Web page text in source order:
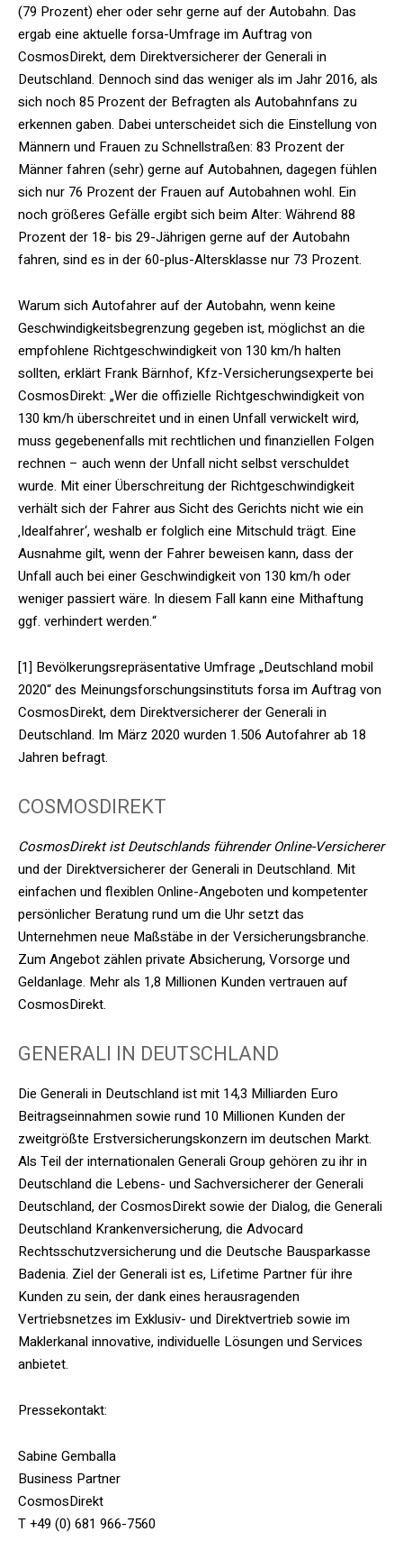
(79 Prozent) eher oder sehr gerne auf der Autobahn. Das
ergab eine aktuelle forsa-Umfrage im Auftrag von
CosmosDirekt, dem Direktversicherer der Generali in
Deutschland. Dennoch sind das weniger als im Jahr 2016, als
sich noch 85 Prozent der Befragten als Autobahnfans zu
erkennen gaben. Dabei unterscheidet sich die Einstellung von
Männern und Frauen zu Schnellstraßen: 83 Prozent der
Männer fahren (sehr) gerne auf Autobahnen, dagegen fühlen
sich nur 76 Prozent der Frauen auf Autobahnen wohl. Ein
noch größeres Gefälle ergibt sich beim Alter: Während 88
Prozent der 18- bis 29-Jährigen gerne auf der Autobahn
fahren, sind es in der 60-plus-Altersklasse nur 73 Prozent.
Warum sich Autofahrer auf der Autobahn, wenn keine
Geschwindigkeitsbegrenzung gegeben ist, möglichst an die
empfohlene Richtgeschwindigkeit von 130 km/h halten
sollten, erklärt Frank Bärnhof, Kfz-Versicherungsexperte bei
CosmosDirekt: „Wer die offizielle Richtgeschwindigkeit von
130 km/h überschreitet und in einen Unfall verwickelt wird,
muss gegebenenfalls mit rechtlichen und finanziellen Folgen
rechnen – auch wenn der Unfall nicht selbst verschuldet
wurde. Mit einer Überschreitung der Richtgeschwindigkeit
verhält sich der Fahrer aus Sicht des Gerichts nicht wie ein
‚Idealfahrer‘, weshalb er folglich eine Mitschuld trägt. Eine
Ausnahme gilt, wenn der Fahrer beweisen kann, dass der
Unfall auch bei einer Geschwindigkeit von 130 km/h oder
weniger passiert wäre. In diesem Fall kann eine Mithaftung
ggf. verhindert werden.“
[1] Bevölkerungsrepräsentative Umfrage „Deutschland mobil
2020“ des Meinungsforschungsinstituts forsa im Auftrag von
CosmosDirekt, dem Direktversicherer der Generali in
Deutschland. Im März 2020 wurden 1.506 Autofahrer ab 18
Jahren befragt.
COSMOSDIREKT
CosmosDirekt ist Deutschlands führender Online-Versicherer
und der Direktversicherer der Generali in Deutschland. Mit
einfachen und flexiblen Online-Angeboten und kompetenter
persönlicher Beratung rund um die Uhr setzt das
Unternehmen neue Maßstäbe in der Versicherungsbranche.
Zum Angebot zählen private Absicherung, Vorsorge und
Geldanlage. Mehr als 1,8 Millionen Kunden vertrauen auf
CosmosDirekt.
GENERALI IN DEUTSCHLAND
Die Generali in Deutschland ist mit 14,3 Milliarden Euro
Beitragseinnahmen sowie rund 10 Millionen Kunden der
zweitgrößte Erstversicherungskonzern im deutschen Markt.
Als Teil der internationalen Generali Group gehören zu ihr in
Deutschland die Lebens- und Sachversicherer der Generali
Deutschland, der CosmosDirekt sowie der Dialog, die Generali
Deutschland Krankenversicherung, die Advocard
Rechtsschutzversicherung und die Deutsche Bausparkasse
Badenia. Ziel der Generali ist es, Lifetime Partner für ihre
Kunden zu sein, der dank eines herausragenden
Vertriebsnetzes im Exklusiv- und Direktvertrieb sowie im
Maklerkanal innovative, individuelle Lösungen und Services
anbietet.
Pressekontakt:
Sabine Gemballa
Business Partner
CosmosDirekt
T +49 (0) 681 966-7560